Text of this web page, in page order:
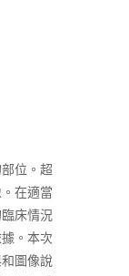
位。超
在適當
床情況
。本次
圖像說